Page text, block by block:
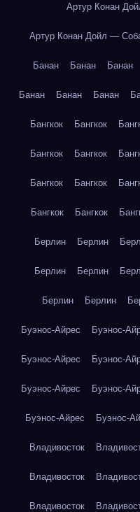
Артур Конан
Артур Конан Дойл —
Банан Банан Банан
Банан Банан Банан
Бангкок Бангкок
Бангкок Бангкок
Бангкок Бангкок
Бангкок Бангкок
Берлин Берлин
Берлин Берлин
Берлин Берлин
Буэнос-Айрес Буэнос-
Буэнос-Айрес Буэнос-
Буэнос-Айрес Буэнос-
Буэнос-Айрес Буэнос-
Владивосток
Владивосток
Владивосток